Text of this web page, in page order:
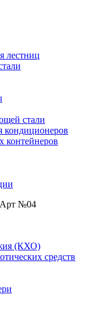
лестниц
стали
кондиционеров
контейнеров
Арт №04
(КХО)
средств